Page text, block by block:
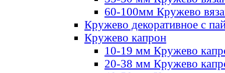
60-100мм Кружево
Кружево декоративное с
Кружево капрон
10-19 мм Кружево
20-38 мм Кружево